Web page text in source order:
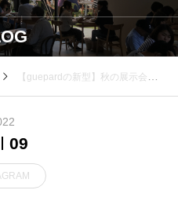
【guepardの新型】秋の展示会で注文した商品が続々と入荷しています問い合わせも多いギュパール度付きでも度なしもクリアレンズでもカラーレンズにしてもフラットレンズが魅力的なので度付きの場合もフラットレンズをおすすめします@haus_megane #眼鏡#optical#めがね#hausmatsue #島根#松江#松江メガネ#生活に寄り添うメガネ#haus#ライトカラーレンズ#guepard #guépard #ギュパール
09